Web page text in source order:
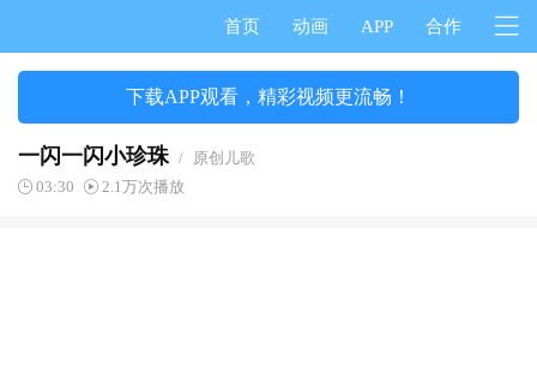
首页 动画 APP 合作
下载APP观看，精彩视频更流畅！
一闪一闪小珍珠 / 原创儿歌
03:30
2.1万次播放